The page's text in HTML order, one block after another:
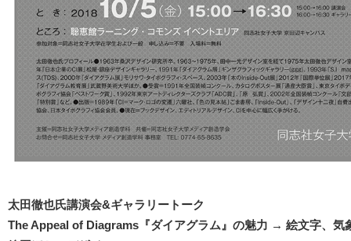
太田徹也氏講演会&ギャラリートーク
The Appeal of Diagrams『ダイアグラム』の魅力 → 絵文字、気